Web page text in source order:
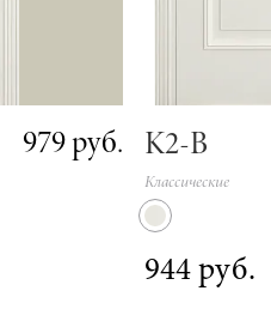
979 руб. K2-B
Классические
944 руб.